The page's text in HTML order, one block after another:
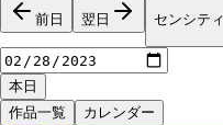
前日 翌日 センシテ
本日
作品一覧
カレンダー